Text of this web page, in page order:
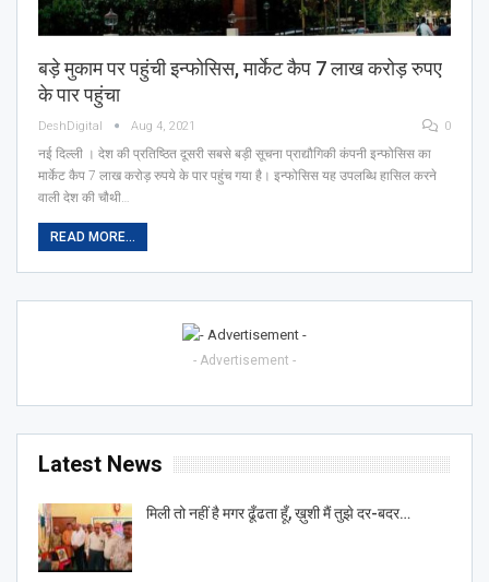
बड़े मुकाम पर पहुंची इन्फोसिस, मार्केट कैप 7 लाख करोड़ रुपए
के पार पहुंचा
DeshDigital Aug 4, 2021 0
नई दिल्ली । देश की प्रतिष्ठित दूसरी सबसे बड़ी सूचना प्राद्यौगिकी कंपनी इन्फोसिस का
मार्केट कैप 7 लाख करोड़ रुपये के पार पहुंच गया है। इन्फोसिस यह उपलब्धि हासिल करने
वाली देश की चौथी…
READ MORE...
- Advertisement -
Latest News
मिली तो नहीं है मगर ढूँढता हूँ, ख़ुशी मैं तुझे दर-बदर…